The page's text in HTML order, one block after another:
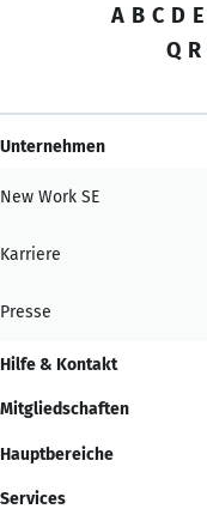
A B C D E
Q R
Unternehmen
New Work SE
Karriere
Presse
Hilfe & Kontakt
Mitgliedschaften
Hauptbereiche
Services